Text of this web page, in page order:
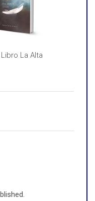
La Alta